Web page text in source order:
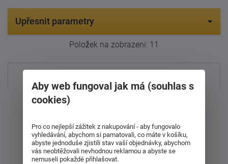
Upřesnit parametry
Položek na zobrazení: 11
Od nejdražšího
Od nejlevnějšího
Nejnovější
Aby web fungoval jak má (souhlas s
cookies)
Pro co nejlepší zážitek z nakupování - aby fungovalo
vyhledávání, abychom si pamatovali, co máte v košíku,
abyste jednoduše zjistili stav vaší objednávky, abychom
vás neobtěžovali nevhodnou reklamou a abyste se
nemuseli pokaždé přihlašovat.